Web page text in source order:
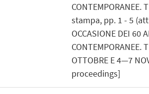
CONTEMPORANEE.
stampa, pp. 1 - 5
OCCASIONE DEI 60
CONTEMPORANEE.
OTTOBRE E 4—7
proceedings]